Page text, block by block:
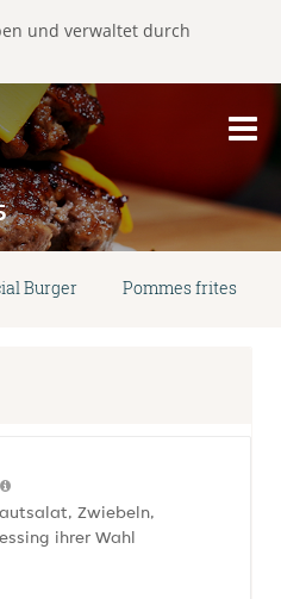
und verwaltet durch
Burger Pommes frites
Zwiebeln,
ihrer Wahl